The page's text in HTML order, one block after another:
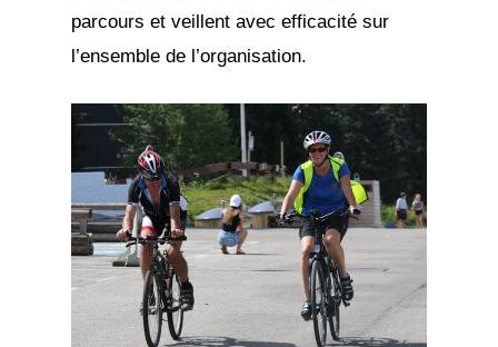
parcours et veillent avec efficacité sur
l’ensemble de l’organisation.